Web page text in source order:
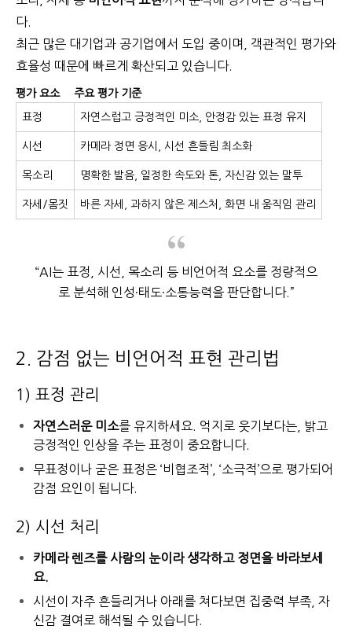
다.
최근 많은 대기업과 공기업에서 도입 중이며, 객관적인 평가와
효율성 때문에 빠르게 확산되고 있습니다.
평가 요소 주요 평가 기준
표정 자연스럽고 긍정적인 미소, 안정감 있는 표정 유지
시선 카메라 정면 응시, 시선 흔들림 최소화
목소리 명확한 발음, 일정한 속도와 톤, 자신감 있는 말투
자세/몸짓 바른 자세, 과하지 않은 제스처, 화면 내 움직임 관리
“AI는 표정, 시선, 목소리 등 비언어적 요소를 정량적으
로 분석해 인성·태도·소통능력을 판단합니다.”
2. 감점 없는 비언어적 표현 관리법
1) 표정 관리
자연스러운 미소를 유지하세요. 억지로 웃기보다는, 밝고
긍정적인 인상을 주는 표정이 중요합니다.
무표정이나 굳은 표정은 ‘비협조적’, ‘소극적’으로 평가되어
감점 요인이 됩니다.
2) 시선 처리
카메라 렌즈를 사람의 눈이라 생각하고 정면을 바라보세
요.
시선이 자주 흔들리거나 아래를 쳐다보면 집중력 부족, 자
신감 결여로 해석될 수 있습니다.